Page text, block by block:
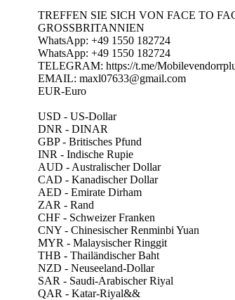
TREFFEN SIE SICH VON FACE TO
GROSSBRITANNIEN
WhatsApp: +49 1550 182724
WhatsApp: +49 1550 182724
TELEGRAM: https://t.me/
EMAIL: maxl07633@gmail.com
EUR-Euro
USD - US-Dollar
DNR - DINAR
GBP - Britisches Pfund
INR - Indische Rupie
AUD - Australischer Dollar
CAD - Kanadischer Dollar
AED - Emirate Dirham
ZAR - Rand
CHF - Schweizer Franken
CNY - Chinesischer Renminbi Yuan
MYR - Malaysischer Ringgit
THB - Thailändischer Baht
NZD - Neuseeland-Dollar
SAR - Saudi-Arabischer Riyal
QAR - Katar-Riyal&&